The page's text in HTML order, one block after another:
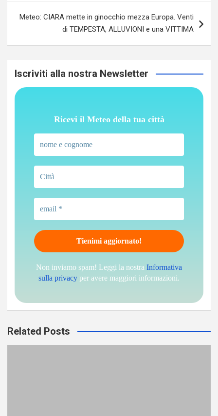
Meteo: CIARA mette in ginocchio mezza Europa. Venti
di TEMPESTA, ALLUVIONI e una VITTIMA
Iscriviti alla nostra Newsletter
Ricevi il Meteo della tua città
Non inviamo spam! Leggi la nostra Informativa
sulla privacy per avere maggiori informazioni.
Related Posts